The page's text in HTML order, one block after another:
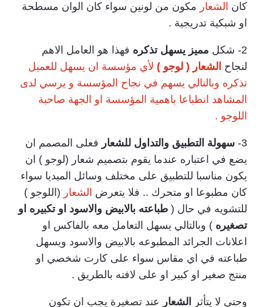
كان الشعار مكون من لونين سواء كان الوان مسطحة
او شبكية تدريجية .
2- شكل مميز يسهل تذكره فهذا هو العامل الاهم
لنجاح الشعار ( لوجو ) لأي مؤسسة ان يسهل للعميل
تذكره وبالتالي يسهم في نجاح المؤسسة و يرسي لدى
المشاهد انطباعا باهمية المؤسسة او الجهة صاحبة
اللوجو .
3- سهولة التطبيق والتداول للشعار فعلى المصمم ان
يضع في اعتباره عندما يقوم بتصميم شعار (لوجو ) ان
يكون مناسبا للتطبيق على مختلف وسائل الميديا سواء
كان مطبوعا او متحرك .. فلا يتعرض الشعار (اللوجو )
للتشويه في حال ( طباعته بالابيض والاسود او تكبيره او
تصغيره ) وبالتالي يسهل التعامل معه بالفاكس او
اعلانات الجرائد المطبوعه بالابيض والاسود ويسهل
طباعته في اي مقاس سواء على كارت شخصي او
منتج صغير او كبير او على لافته بالطريق .
وحتى لا يتأثر الشعار عند تصغيرة يجب ان تكون